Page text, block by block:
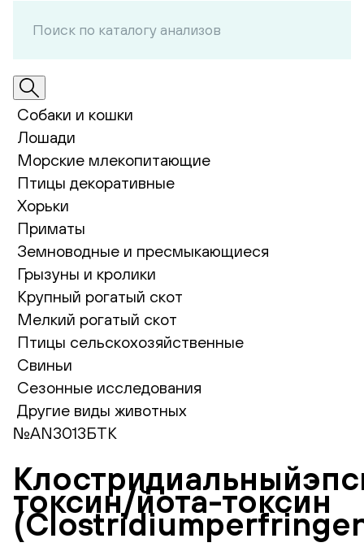
Собаки и кошки
Лошади
Морские млекопитающие
Птицы декоративные
Хорьки
Приматы
Земноводные и пресмыкающиеся
Грызуны и кролики
Крупный рогатый скот
Мелкий рогатый скот
Птицы сельскохозяйственные
Свиньи
Сезонные исследования
Другие виды животных
№AN3013БТК
токсин/йота-токсин